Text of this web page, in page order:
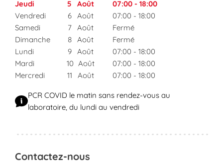
Jeudi 5 Août 07:00 - 18:00
Vendredi
6 Août 07:00 - 18:00
Samedi
7 Août
Fermé
Dimanche
8 Août
Fermé
Lundi
9 Août 07:00 - 18:00
Mardi
10 Août 07:00 - 18:00
Mercredi
11 Août 07:00 - 18:00
PCR COVID le matin sans rendez-vous au
laboratoire, du lundi au vendredi
Contactez-nous